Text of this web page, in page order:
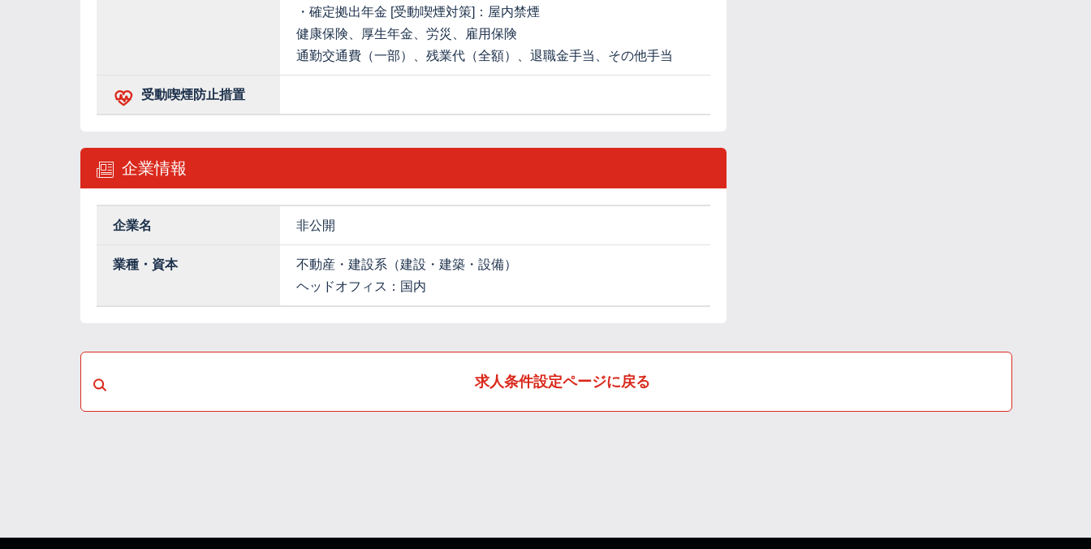
・確定拠出年金 [受動喫煙対策]：屋内禁煙
健康保険、厚生年金、労災、雇用保険
通勤交通費（一部）、残業代（全額）、退職金手当、その他手当
受動喫煙防止措置
企業情報
企業名 非公開
業種・資本
不動産・建設系（建設・建築・設備）
ヘッドオフィス：国内
求人条件設定ページに戻る